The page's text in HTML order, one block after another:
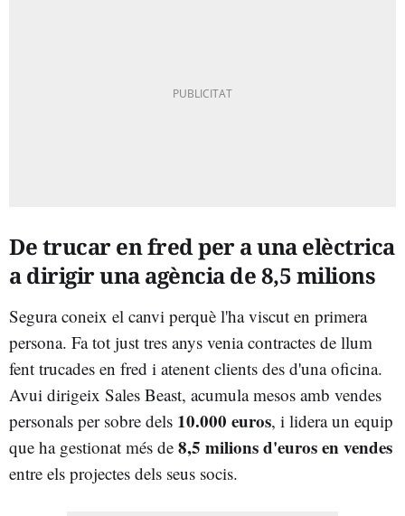
De trucar en fred per a una elèctrica
a dirigir una agència de 8,5 milions
Segura coneix el canvi perquè l'ha viscut en primera
persona. Fa tot just tres anys venia contractes de llum
fent trucades en fred i atenent clients des d'una oficina.
Avui dirigeix Sales Beast, acumula mesos amb vendes
personals per sobre dels 10.000 euros, i lidera un equip
que ha gestionat més de 8,5 milions d'euros en vendes
entre els projectes dels seus socis.